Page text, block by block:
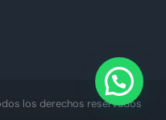
los derechos reservados